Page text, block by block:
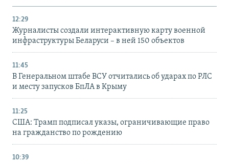
12:29
Журналисты создали интерактивную карту военной
инфраструктуры Беларуси – в ней 150 объектов
11:45
В Генеральном штабе ВСУ отчитались об ударах по РЛС
и месту запусков БпЛА в Крыму
11:25
США: Трамп подписал указы, ограничивающие право
на гражданство по рождению
10:39